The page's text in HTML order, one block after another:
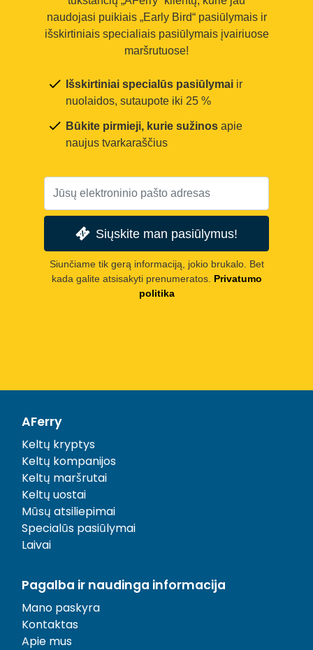
naudojasi puikiais „Early Bird“ pasiūlymais ir
išskirtiniais specialiais pasiūlymais įvairiuose
maršrutuose!
Išskirtiniai specialūs pasiūlymai ir
nuolaidos, sutaupote iki 25 %
Būkite pirmieji, kurie sužinos apie
naujus tvarkaraščius
Siųskite man pasiūlymus!
Siunčiame tik gerą informaciją, jokio brukalo. Bet
kada galite atsisakyti prenumeratos. Privatumo
politika
AFerry
Keltų kryptys
Keltų kompanijos
Keltų maršrutai
Keltų uostai
Mūsų atsiliepimai
Specialūs pasiūlymai
Laivai
Pagalba ir naudinga informacija
Mano paskyra
Kontaktas
Apie mus